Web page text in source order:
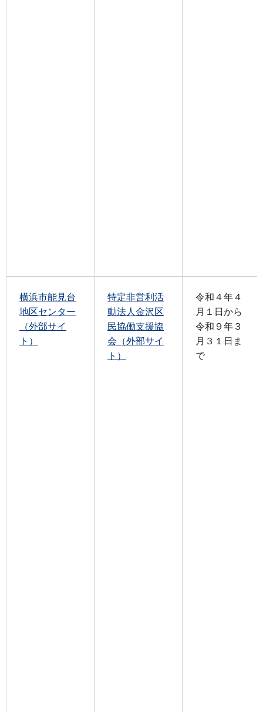
横浜市能見台
地区センター
（外部サイ
ト）
特定非営利活
動法人金沢区
民協働支援協
会（外部サイ
ト）
令和４年４
月１日から
令和９年３
月３１日ま
で